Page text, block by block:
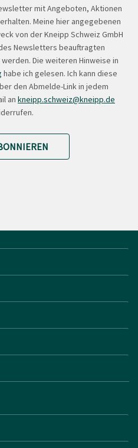
mit Angeboten, Aktionen
Meine hier angegebenen
von der Kneipp Schweiz GmbH
Newsletters beauftragten
Die weiteren Hinweise in
habe ich gelesen. Ich kann diese
den Abmelde-Link in jedem
an kneipp.schweiz@kneipp.de